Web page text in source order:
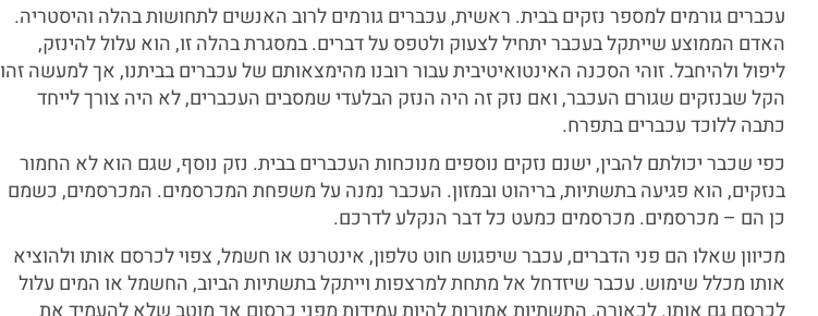
עכברים גורמים למספר נזקים בבית. ראשית, עכברים גורמים לרוב האנשים לתחושות בהלה והיסטריה.
האדם הממוצע שייתקל בעכבר יתחיל לצעוק ולטפס על דברים. במסגרת בהלה זו, הוא עלול להינזק,
ליפול ולהיחבל. זוהי הסכנה האינטואיטיבית עבור רובנו מהימצאותם של עכברים בביתנו, אך למעשה זהו
הקל שבנזקים שגורם העכבר, ואם נזק זה היה הנזק הבלעדי שמסבים העכברים, לא היה צורך לייחד
כתבה ללוכד עכברים בתפרח.
כפי שכבר יכולתם להבין, ישנם נזקים נוספים מנוכחות העכברים בבית. נזק נוסף, שגם הוא לא החמור
בנזקים, הוא פגיעה בתשתיות, בריהוט ובמזון. העכבר נמנה על משפחת המכרסמים. המכרסמים, כשמם
כן הם – מכרסמים. מכרסמים כמעט כל דבר הנקלע לדרכם.
מכיוון שאלו הם פני הדברים, עכבר שיפגוש חוט טלפון, אינטרנט או חשמל, צפוי לכרסם אותו ולהוציא
אותו מכלל שימוש. עכבר שיזדחל אל מתחת למרצפות וייתקל בתשתיות הביוב, החשמל או המים עלול